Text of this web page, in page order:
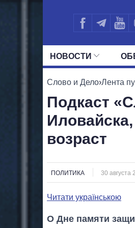
НОВОСТИ
ВСЕ
Слово и Дело›Лента
Подкаст
возраст
ПОЛИТИКА 30 августа
Читати українською
О Дне памяти